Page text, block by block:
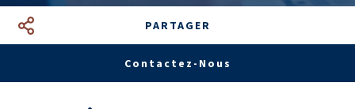
PARTAGER
Contactez-Nous